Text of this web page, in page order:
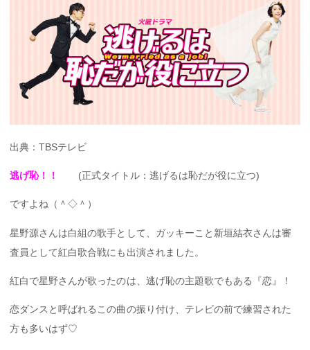
出典：TBSテレビ
逃げ恥！！ (正式タイトル：逃げるは恥だが役に立つ)
ですよね（＾◇＾）
星野源さんは白組の歌手として、ガッキーこと新垣結衣さんは審
査員として紅白歌合戦にも出演されました。
紅白で星野さんが歌ったのは、逃げ恥の主題歌でもある『恋』！
恋ダンスと呼ばれるこの曲の振り付け、テレビの前で練習された
方も多いはず♡